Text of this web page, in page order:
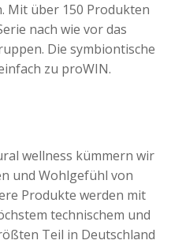
Mit über 150 Produkten
nach wie vor das
Die symbiontische
zu proWIN.
wellness kümmern wir
und Wohlgefühl von
Produkte werden mit
technischem und
Teil in Deutschland